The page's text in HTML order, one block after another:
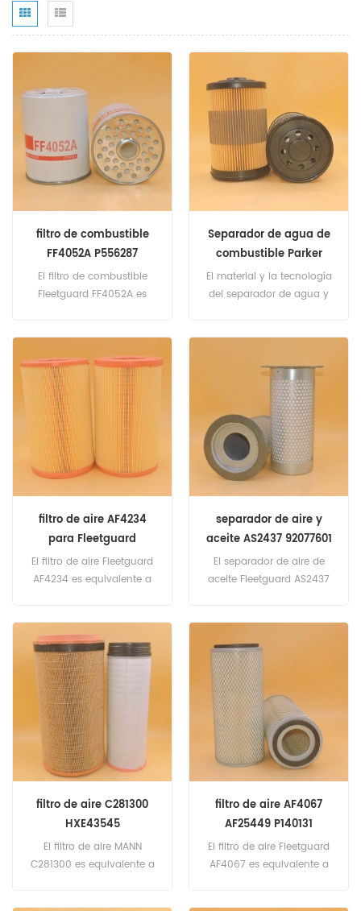
filtro de combustible
FF4052A P556287
03018134
El filtro de combustible
Fleetguard FF4052A es
03018134, Baldwin BF884,
Ford 78GB-9150-AA,
Massey Ferguson 3621009-
M1. Número de pieza:
FF4052A Nombre de parte:
Filtro de combustible
Reemplazar marca:
Separador de agua de
combustible Parker
Racor FBO60353 de
repuesto
El material y la tecnología
del separador de agua y
FBO60353 Nombre de
parte: Separador de agua y
combustible Reemplazar
marca: Parker Racor
filtro de aire AF4234
para Fleetguard
El filtro de aire Fleetguard
AF4234 es equivalente a
de pieza: AF4234 Nombre
de parte: Filtro de aire
Reemplazar marca:
Fleetguard
separador de aire y
aceite AS2437 92077601
OAS99017
El separador de aire de
aceite Fleetguard AS2437
OAS99017. Número de
pieza: AS2437 Nombre de
parte: Separador de aire
del aceite Reemplazar
marca: Fleetguard
filtro de aire C281300
HXE43545
H650203090100
El filtro de aire MANN
C281300 es equivalente a
filtro de aire AF4067
AF25449 P140131
5048480 C131143
El filtro de aire Fleetguard
AF4067 es equivalente a